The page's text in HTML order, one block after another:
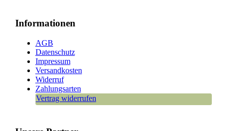
Informationen
AGB
Datenschutz
Impressum
Versandkosten
Widerruf
Zahlungsarten
Vertrag widerrufen